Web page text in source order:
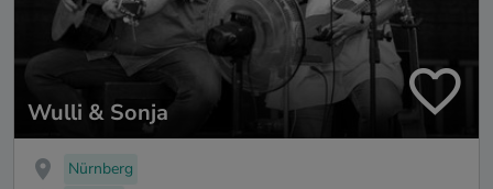
Wulli & Sonja
Nürnberg